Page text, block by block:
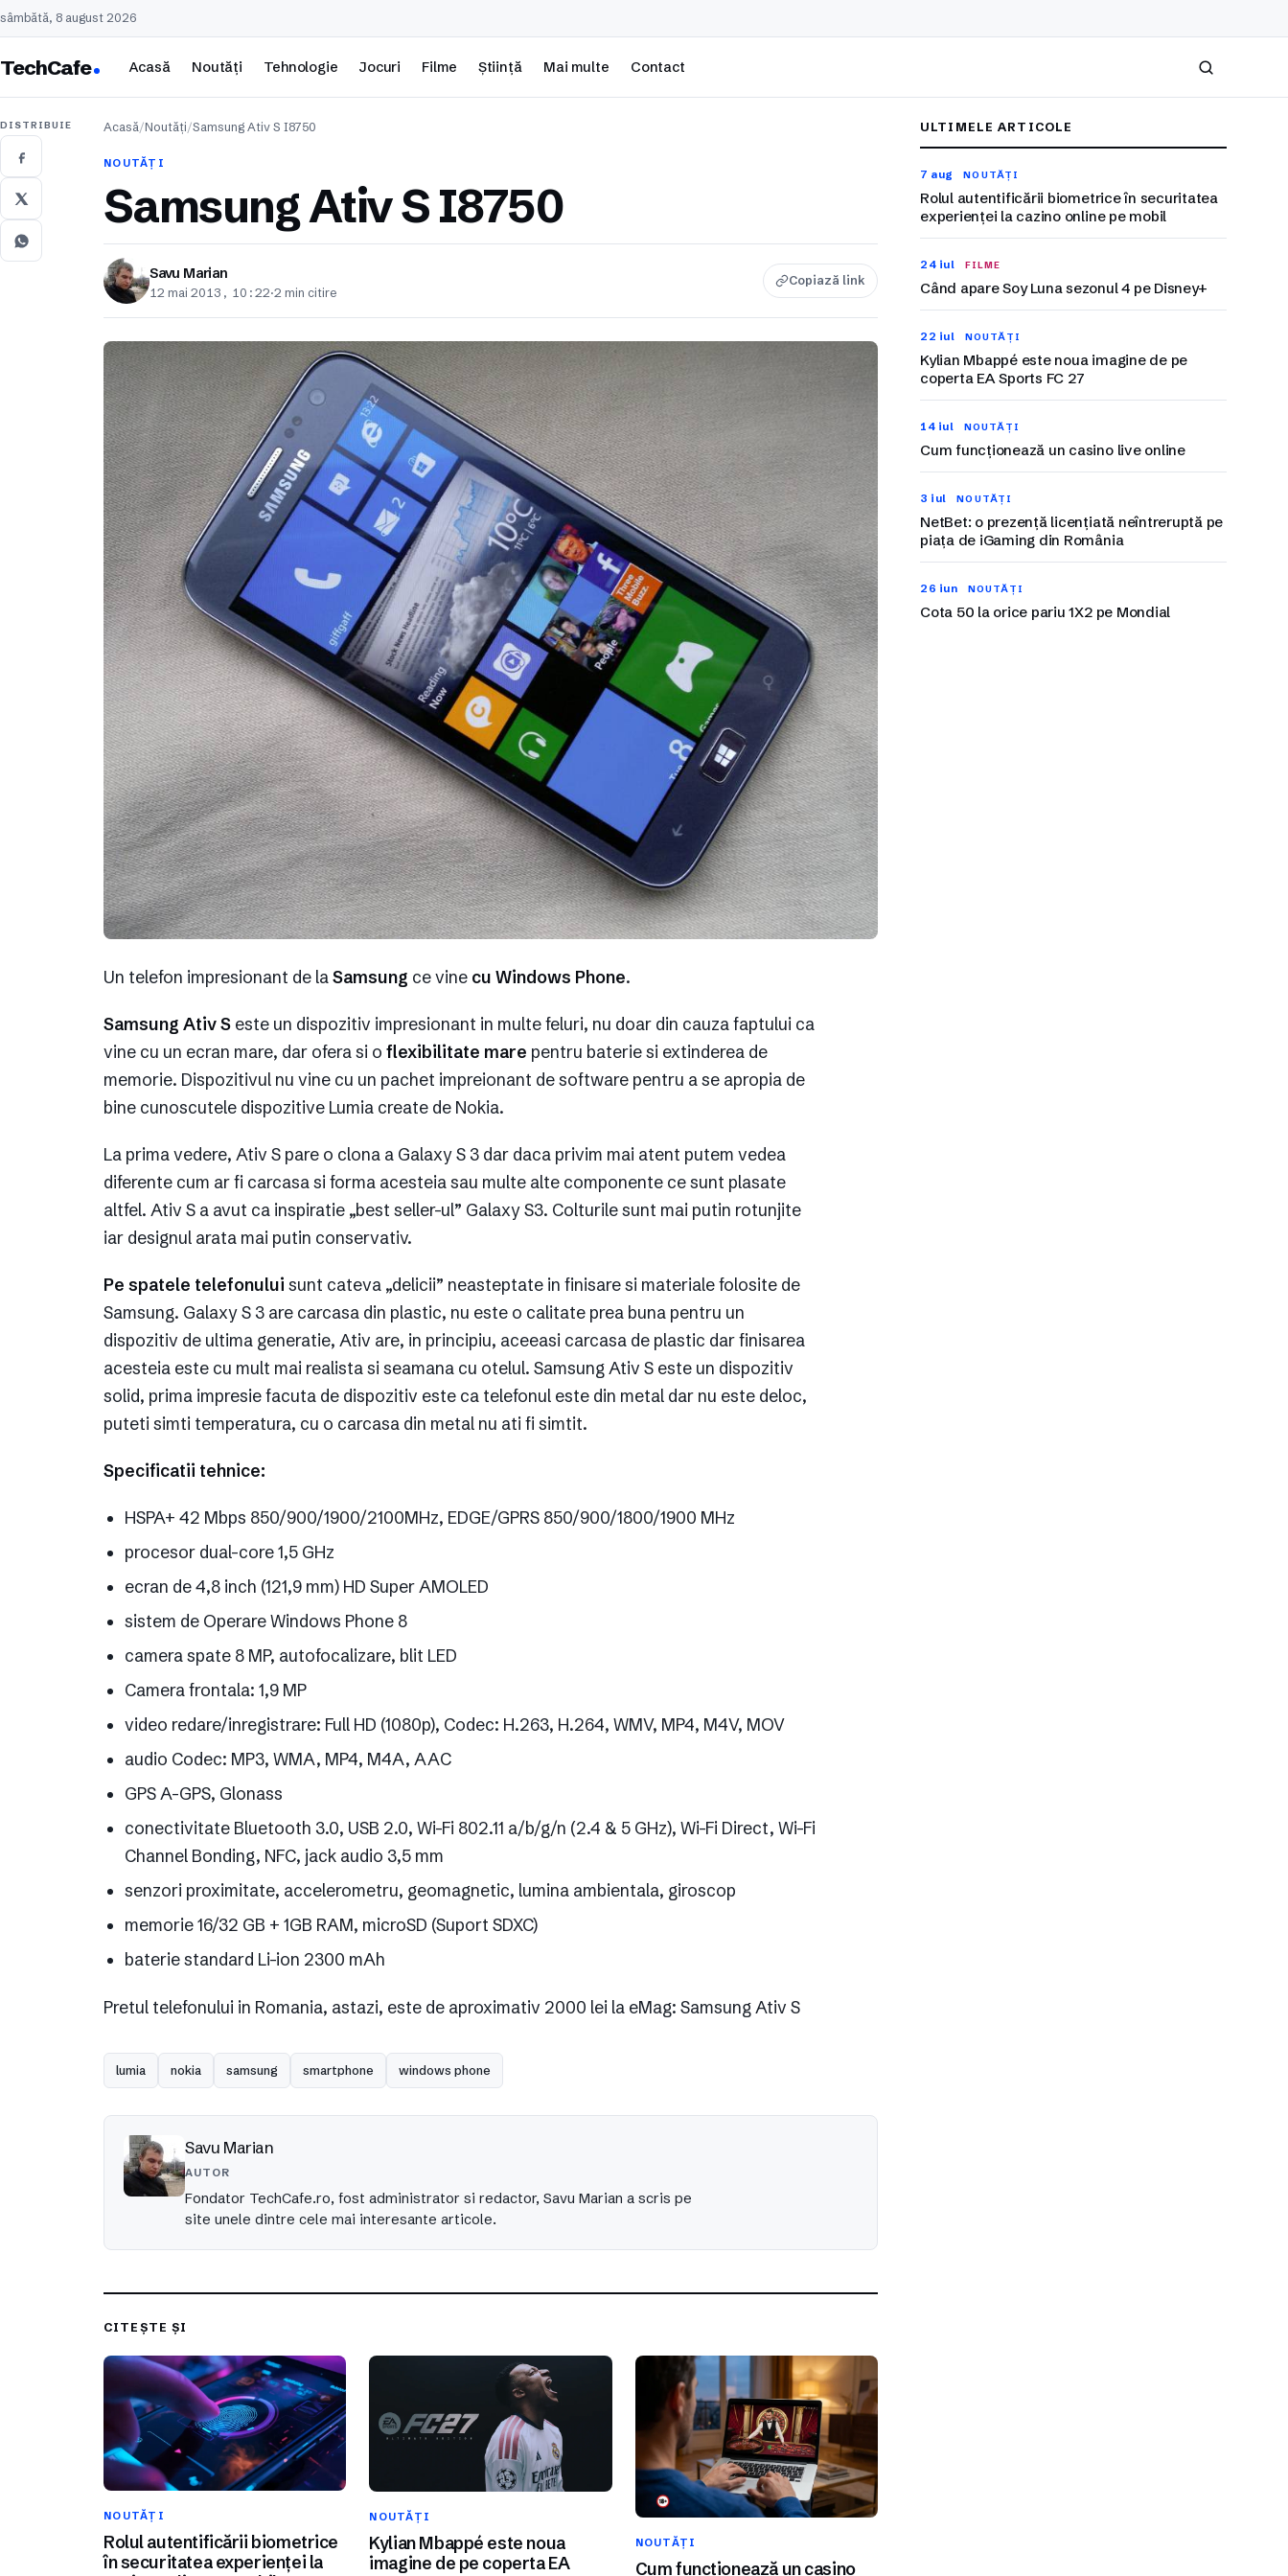
sâmbătă, 8 august 2026
TechCafe Acasă Noutăți Tehnologie Jocuri Filme Știință Mai multe Contact
Caută
DISTRIBUIE Acasă/Noutăți/Samsung Ativ S I8750
NOUTĂȚI
Samsung Ativ S I8750
Savu Marian
12 mai 2013, 10:22·2 min citire
Copiază link
Un telefon impresionant de laSamsung ce vine cu Windows Phone.
Samsung Ativ S este un dispozitiv impresionant in multe feluri, nu doar din cauza faptului ca
vine cu un ecran mare, dar ofera si o flexibilitate mare pentru baterie si extinderea de
memorie. Dispozitivul nu vine cu un pachet impreionant de software pentru a se apropia de
bine cunoscutele dispozitive Lumia create de Nokia.
La prima vedere, Ativ S pare o clona a Galaxy S 3 dar daca privim mai atent putem vedea
diferente cum ar fi carcasa si forma acesteia sau multe alte componente ce sunt plasate
altfel. Ativ S a avut ca inspiratie „best seller-ul” Galaxy S3. Colturile sunt mai putin rotunjite
iar designul arata mai putin conservativ.
Pe spatele telefonului sunt cateva „delicii” neasteptate in finisare si materiale folosite de
Samsung. Galaxy S 3 are carcasa din plastic, nu este o calitate prea buna pentru un
dispozitiv de ultima generatie, Ativ are, in principiu, aceeasi carcasa de plastic dar finisarea
acesteia este cu mult mai realista si seamana cu otelul. Samsung Ativ S este un dispozitiv
solid, prima impresie facuta de dispozitiv este ca telefonul este din metal dar nu este deloc,
puteti simti temperatura, cu o carcasa din metal nu ati fi simtit.
Specificatii tehnice:
HSPA+ 42 Mbps 850/900/1900/2100MHz, EDGE/GPRS 850/900/1800/1900 MHz
procesor dual-core 1,5 GHz
ecran de 4,8 inch (121,9 mm) HD Super AMOLED
sistem de Operare Windows Phone 8
camera spate 8 MP, autofocalizare, blit LED
Camera frontala: 1,9 MP
video redare/inregistrare: Full HD (1080p), Codec: H.263, H.264, WMV, MP4, M4V, MOV
audio Codec: MP3, WMA, MP4, M4A, AAC
GPS A-GPS, Glonass
conectivitate Bluetooth 3.0, USB 2.0, Wi-Fi 802.11 a/b/g/n (2.4 & 5 GHz), Wi-Fi Direct, Wi-Fi
Channel Bonding, NFC, jack audio 3,5 mm
senzori proximitate, accelerometru, geomagnetic, lumina ambientala, giroscop
memorie 16/32 GB + 1GB RAM, microSD (Suport SDXC)
baterie standard Li-ion 2300 mAh
Pretul telefonului in Romania, astazi, este de aproximativ 2000 lei la eMag: Samsung Ativ S
lumia nokia samsung smartphone windows phone
Savu Marian
AUTOR
Fondator TechCafe.ro, fost administrator si redactor, Savu Marian a scris pe
site unele dintre cele mai interesante articole.
CITEȘTE ȘI
NOUTĂȚI
Rolul autentificării biometrice
în securitatea experienței la
NOUTĂȚI
Kylian Mbappé este noua
imagine de pe coperta EA
NOUTĂȚI
Cum funcționează un casino
ULTIMELE ARTICOLE
7 aug NOUTĂȚI
Rolul autentificării biometrice în securitatea
experienței la cazino online pe mobil
24 iul FILME
Când apare Soy Luna sezonul 4 pe Disney+
22 iul NOUTĂȚI
Kylian Mbappé este noua imagine de pe
coperta EA Sports FC 27
14 iul NOUTĂȚI
Cum funcționează un casino live online
3 iul NOUTĂȚI
NetBet: o prezență licențiată neîntreruptă pe
piața de iGaming din România
26 iun NOUTĂȚI
Cota 50 la orice pariu 1X2 pe Mondial